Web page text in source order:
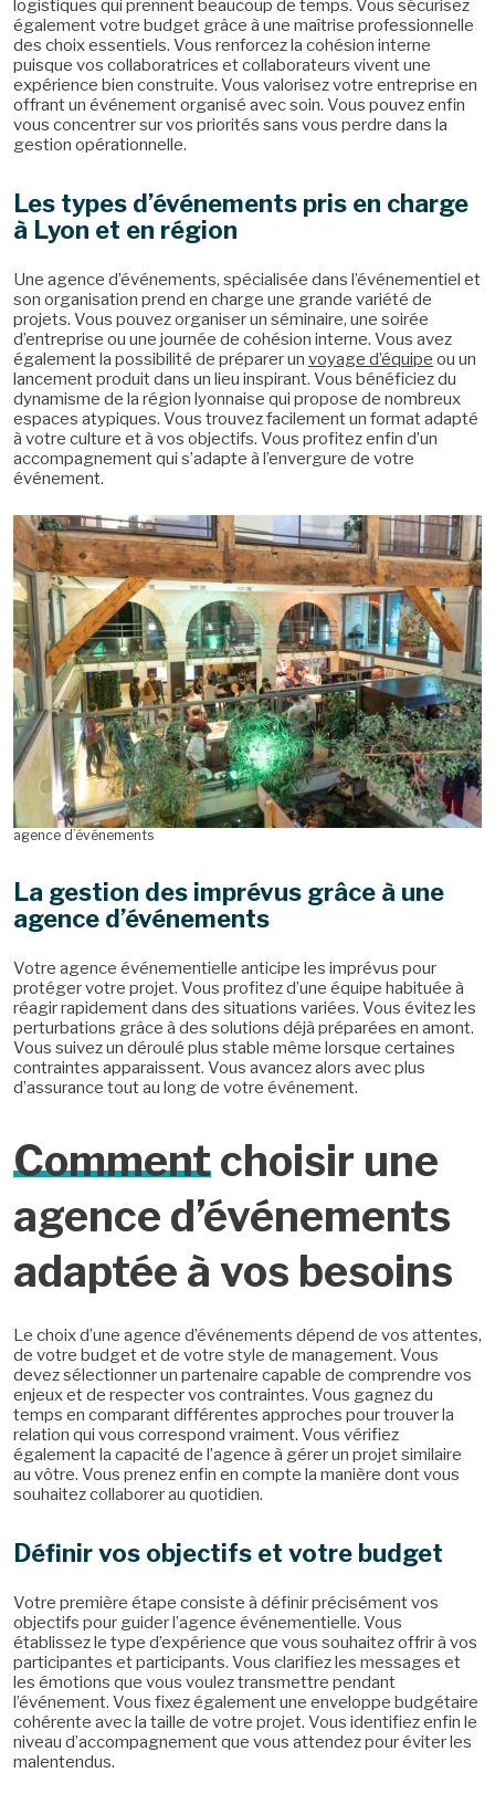
logistiques qui prennent beaucoup de temps. Vous sécurisez
également votre budget grâce à une maîtrise professionnelle
des choix essentiels. Vous renforcez la cohésion interne
puisque vos collaboratrices et collaborateurs vivent une
expérience bien construite. Vous valorisez votre entreprise en
offrant un événement organisé avec soin. Vous pouvez enfin
vous concentrer sur vos priorités sans vous perdre dans la
gestion opérationnelle.
Les types d’événements pris en charge
à Lyon et en région
Une agence d’événements, spécialisée dans l’événementiel et
son organisation prend en charge une grande variété de
projets. Vous pouvez organiser un séminaire, une soirée
d’entreprise ou une journée de cohésion interne. Vous avez
également la possibilité de préparer un voyage d’équipe ou un
lancement produit dans un lieu inspirant. Vous bénéficiez du
dynamisme de la région lyonnaise qui propose de nombreux
espaces atypiques. Vous trouvez facilement un format adapté
à votre culture et à vos objectifs. Vous profitez enfin d’un
accompagnement qui s’adapte à l’envergure de votre
événement.
agence d’événements
La gestion des imprévus grâce à une
agence d’événements
Votre agence événementielle anticipe les imprévus pour
protéger votre projet. Vous profitez d’une équipe habituée à
réagir rapidement dans des situations variées. Vous évitez les
perturbations grâce à des solutions déjà préparées en amont.
Vous suivez un déroulé plus stable même lorsque certaines
contraintes apparaissent. Vous avancez alors avec plus
d’assurance tout au long de votre événement.
Commentchoisir une
agence d’événements
adaptée à vos besoins
Le choix d’une agence d’événements dépend de vos attentes,
de votre budget et de votre style de management. Vous
devez sélectionner un partenaire capable de comprendre vos
enjeux et de respecter vos contraintes. Vous gagnez du
temps en comparant différentes approches pour trouver la
relation qui vous correspond vraiment. Vous vérifiez
également la capacité de l’agence à gérer un projet similaire
au vôtre. Vous prenez enfin en compte la manière dont vous
souhaitez collaborer au quotidien.
Définir vos objectifs et votre budget
Votre première étape consiste à définir précisément vos
objectifs pour guider l’agence événementielle. Vous
établissez le type d’expérience que vous souhaitez offrir à vos
participantes et participants. Vous clarifiez les messages et
les émotions que vous voulez transmettre pendant
l’événement. Vous fixez également une enveloppe budgétaire
cohérente avec la taille de votre projet. Vous identifiez enfin le
niveau d’accompagnement que vous attendez pour éviter les
malentendus.